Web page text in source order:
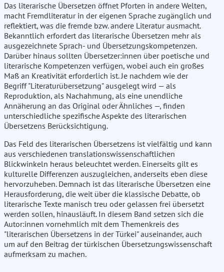
Das literarische Übersetzen öffnet Pforten in andere Welten,
macht Fremdliteratur in der eigenen Sprache zugänglich und
reflektiert, was die fremde bzw. andere Literatur ausmacht.
Bekanntlich erfordert das literarische Übersetzen mehr als
ausgezeichnete Sprach- und Übersetzungskompetenzen.
Darüber hinaus sollten Übersetzer:innen über poetische und
literarische Kompetenzen verfügen, wobei auch ein großes
Maß an Kreativität erforderlich ist. Je nachdem wie der
Begriff "Literaturübersetzung" ausgelegt wird — als
Reproduktion, als Nachahmung, als eine unendliche
Annäherung an das Original oder Ähnliches —, finden
unterschiedliche spezifische Aspekte des literarischen
Übersetzens Berücksichtigung.
Das Feld des literarischen Übersetzens ist vielfältig und kann
aus verschiedenen translationswissenschaftlichen
Blickwinkeln heraus beleuchtet werden. Einerseits gilt es
kulturelle Differenzen auszugleichen, anderseits eben diese
hervorzuheben. Demnach ist das literarische Übersetzen eine
Herausforderung, die weit über die klassische Debatte, ob
literarische Texte manisch treu oder gelassen frei übersetzt
werden sollen, hinausläuft. In diesem Band setzen sich die
Autor:innen vornehmlich mit dem Themenkreis des
"literarischen Übersetzens in der Türkei" auseinander, auch
um auf den Beitrag der türkischen Übersetzungswissenschaft
aufmerksam zu machen.